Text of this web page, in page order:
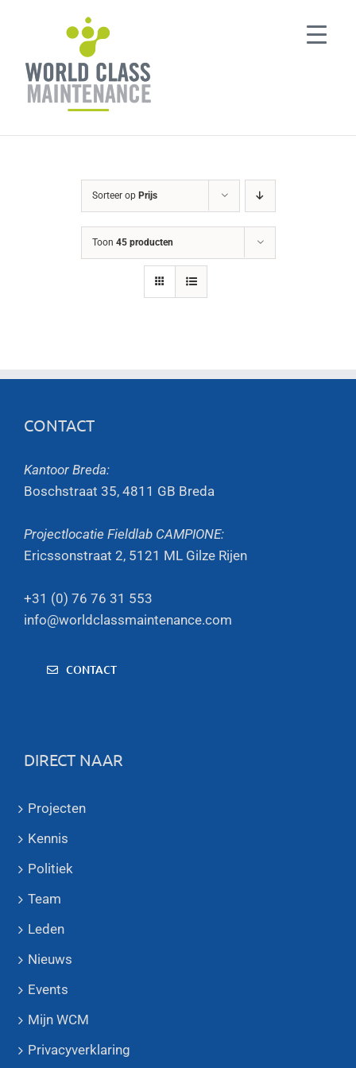
Sorteer op Prijs
Toon 45 producten
CONTACT
Kantoor Breda:
Boschstraat 35, 4811 GB Breda
Projectlocatie Fieldlab CAMPIONE:
Ericssonstraat 2, 5121 ML Gilze Rijen
+31 (0) 76 76 31 553
info@worldclassmaintenance.com
CONTACT
DIRECT NAAR
Projecten
Kennis
Politiek
Team
Leden
Nieuws
Events
Mijn WCM
Privacyverklaring